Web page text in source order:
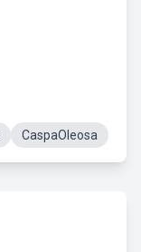
CaspaOleosa